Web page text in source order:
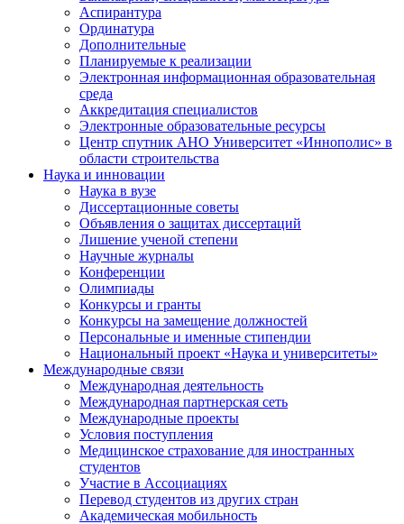
Аспирантура
Ординатура
Дополнительные
Планируемые к реализации
Электронная информационная образовательная
среда
Аккредитация специалистов
Электронные образовательные ресурсы
Центр спутник АНО Университет «Иннополис» в
области строительства
Наука и инновации
Наука в вузе
Диссертационные советы
Объявления о защитах диссертаций
Лишение ученой степени
Научные журналы
Конференции
Олимпиады
Конкурсы и гранты
Конкурсы на замещение должностей
Персональные и именные стипендии
Национальный проект «Наука и университеты»
Международные связи
Международная деятельность
Международная партнерская сеть
Международные проекты
Условия поступления
Медицинское страхование для иностранных
студентов
Участие в Ассоциациях
Перевод студентов из других стран
Академическая мобильность